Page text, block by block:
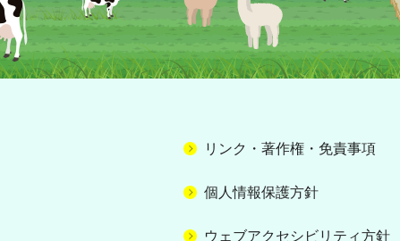
リンク・著作権・免責事項
個人情報保護方針
ウェブアクセシビリティ方針